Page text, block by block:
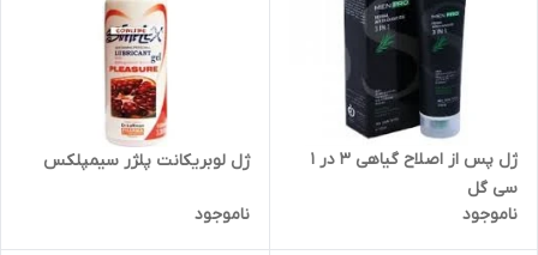
ژل پس از اصلاح گیاهی 3 در 1
سی گل
ناموجود
ژل لوبریکانت پلژر سیمپلکس
ناموجود